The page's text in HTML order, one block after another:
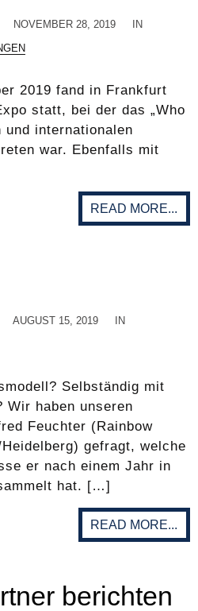
NOVEMBER 28, 2019
IN
2019 fand in Frankfurt
statt, bei der das „Who
und internationalen
war. Ebenfalls mit
READ MORE...
AUGUST 15, 2019
IN
Selbständig mit
Wir haben unseren
Feuchter (Rainbow
gefragt, welche
er nach einem Jahr in
hat. […]
READ MORE...
berichten